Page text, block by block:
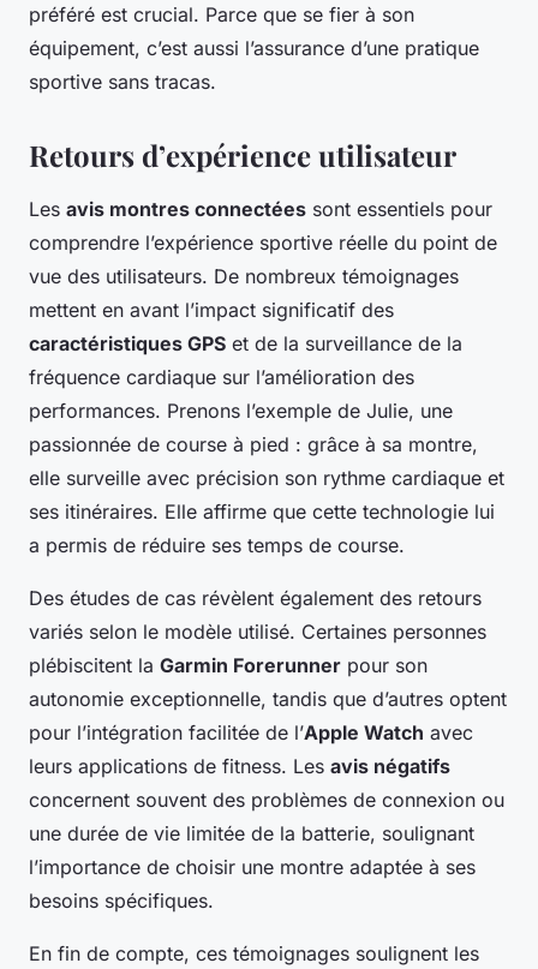
préféré est crucial. Parce que se fier à son
équipement, c’est aussi l’assurance d’une pratique
sportive sans tracas.
Retours d’expérience utilisateur
Les avis montres connectées sont essentiels pour
comprendre l’expérience sportive réelle du point de
vue des utilisateurs. De nombreux témoignages
mettent en avant l’impact significatif des
caractéristiques GPS et de la surveillance de la
fréquence cardiaque sur l’amélioration des
performances. Prenons l’exemple de Julie, une
passionnée de course à pied : grâce à sa montre,
elle surveille avec précision son rythme cardiaque et
ses itinéraires. Elle affirme que cette technologie lui
a permis de réduire ses temps de course.
Des études de cas révèlent également des retours
variés selon le modèle utilisé. Certaines personnes
plébiscitent la Garmin Forerunner pour son
autonomie exceptionnelle, tandis que d’autres optent
pour l’intégration facilitée de l’Apple Watch avec
leurs applications de fitness. Les avis négatifs
concernent souvent des problèmes de connexion ou
une durée de vie limitée de la batterie, soulignant
l’importance de choisir une montre adaptée à ses
besoins spécifiques.
En fin de compte, ces témoignages soulignent les